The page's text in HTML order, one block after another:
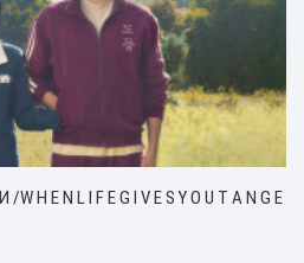
E N L I F E G I V E S Y O U T A N G E